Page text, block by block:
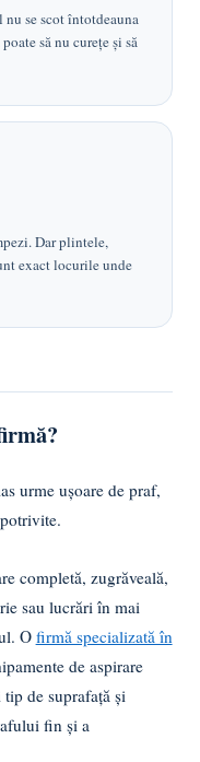
se scot întotdeauna
să nu curețe și să
Dar plintele,
exact locurile unde
urme ușoare de praf,
completă, zugrăveală,
sau lucrări în mai
O firmă specializată în
de aspirare
de suprafață și
fin și a